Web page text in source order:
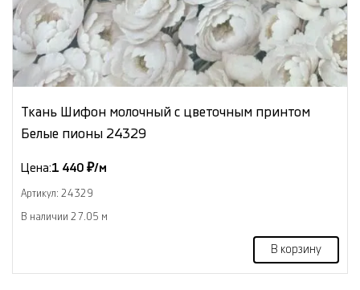
Ткань Шифон молочный с цветочным принтом
Белые пионы 24329
Цена:1 440 ₽/м
Артикул: 24329
В наличии 27.05 м
В корзину